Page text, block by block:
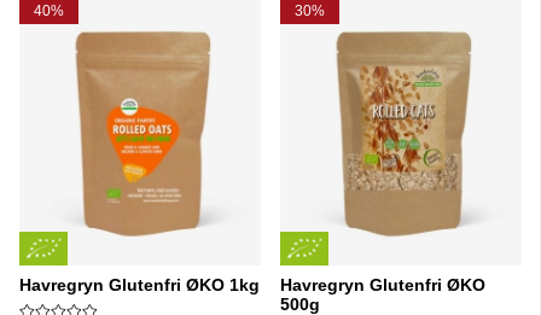
40%
Havregryn Glutenfri ØKO 1kg
30%
Havregryn Glutenfri ØKO
500g